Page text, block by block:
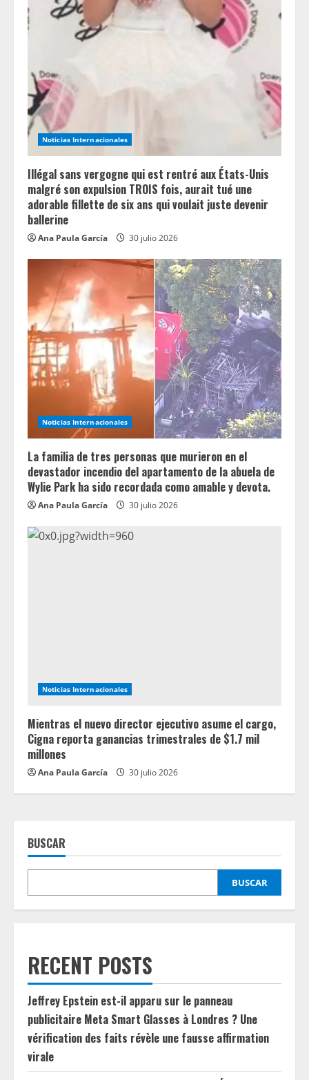
R
a
d
i
n
g
Noticias Internacionales
Illégal sans vergogne qui est rentré aux États-Unis
malgré son expulsion TROIS fois, aurait tué une
adorable fillette de six ans qui voulait juste devenir
ballerine
Ana Paula García 30 julio 2026
Noticias Internacionales
La familia de tres personas que murieron en el
devastador incendio del apartamento de la abuela de
Wylie Park ha sido recordada como amable y devota.
Ana Paula García 30 julio 2026
Noticias Internacionales
Mientras el nuevo director ejecutivo asume el cargo,
Cigna reporta ganancias trimestrales de $1.7 mil
millones
Ana Paula García 30 julio 2026
BUSCAR
BUSCAR
RECENT POSTS
Jeffrey Epstein est-il apparu sur le panneau
publicitaire Meta Smart Glasses à Londres ? Une
vérification des faits révèle une fausse affirmation
virale